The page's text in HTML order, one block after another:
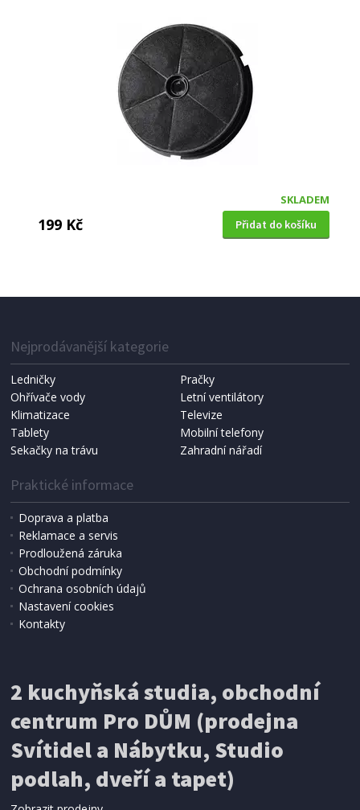
SKLADEM
199 Kč Přidat do košíku
Nejprodávanější kategorie
Ledničky
Pračky
Ohřívače vody
Letní ventilátory
Klimatizace
Televize
Tablety
Mobilní telefony
Sekačky na trávu
Zahradní nářadí
Praktické informace
Doprava a platba
Reklamace a servis
Prodloužená záruka
Obchodní podmínky
Ochrana osobních údajů
Nastavení cookies
Kontakty
2 kuchyňská studia, obchodní
centrum Pro DŮM (prodejna
Svítidel a Nábytku, Studio
podlah, dveří a tapet)